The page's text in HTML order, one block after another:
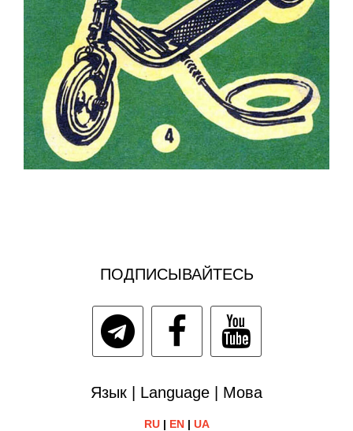
ПОДПИСЫВАЙТЕСЬ
Язык | Language | Мова
RU| EN| UA